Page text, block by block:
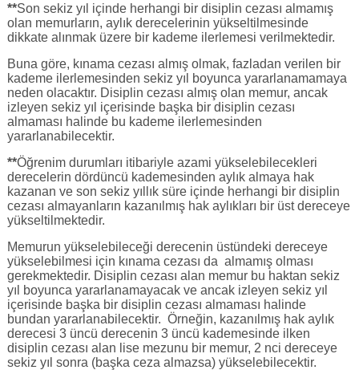
**Son sekiz yıl içinde herhangi bir disiplin cezası almamış
olan memurların, aylık derecelerinin yükseltilmesinde
dikkate alınmak üzere bir kademe ilerlemesi verilmektedir.
Buna göre, kınama cezası almış olmak, fazladan verilen bir
kademe ilerlemesinden sekiz yıl boyunca yararlanamamaya
neden olacaktır. Disiplin cezası almış olan memur, ancak
izleyen sekiz yıl içerisinde başka bir disiplin cezası
almaması halinde bu kademe ilerlemesinden
yararlanabilecektir.
**Öğrenim durumları itibariyle azami yükselebilecekleri
derecelerin dördüncü kademesinden aylık almaya hak
kazanan ve son sekiz yıllık süre içinde herhangi bir disiplin
cezası almayanların kazanılmış hak aylıkları bir üst dereceye
yükseltilmektedir.
Memurun yükselebileceği derecenin üstündeki dereceye
yükselebilmesi için kınama cezası da almamış olması
gerekmektedir. Disiplin cezası alan memur bu haktan sekiz
yıl boyunca yararlanamayacak ve ancak izleyen sekiz yıl
içerisinde başka bir disiplin cezası almaması halinde
bundan yararlanabilecektir. Örneğin, kazanılmış hak aylık
derecesi 3 üncü derecenin 3 üncü kademesinde ilken
disiplin cezası alan lise mezunu bir memur, 2 nci dereceye
sekiz yıl sonra (başka ceza almazsa) yükselebilecektir.